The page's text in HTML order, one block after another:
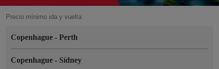
Precio mínimo ida y vuelta
Copenhague - Perth
Copenhague - Sídney